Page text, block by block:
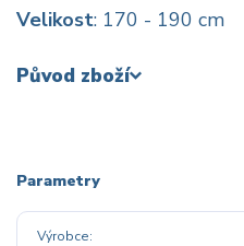
Velikost: 170 - 190 cm
Původ zboží
Parametry
Výrobce